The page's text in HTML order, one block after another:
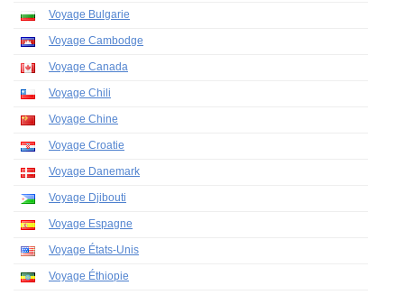
Voyage Bulgarie
Voyage Cambodge
Voyage Canada
Voyage Chili
Voyage Chine
Voyage Croatie
Voyage Danemark
Voyage Djibouti
Voyage Espagne
Voyage États-Unis
Voyage Éthiopie